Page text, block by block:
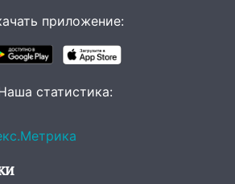
приглашают
чебурашку»
«ФормАРТ»
область стала
приложение:
статистика: